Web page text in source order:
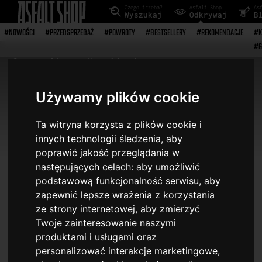
Używamy plików cookie
Ta witryna korzysta z plików cookie i
innych technologii śledzenia, aby
poprawić jakość przeglądania w
następujących celach:aby umożliwić
podstawową funkcjonalność serwisu,aby
zapewnić lepsze wrażenia z korzystania
ze strony internetowej,aby zmierzyć
Twoje zainteresowanie naszymi
produktami i usługami oraz
personalizować interakcje marketingowe,
Czego trzeba?
Wyszukaj
Asfalt Shop
Odkrywaj
#NOWOŚCI #PRZEDSPRZEDAŻ #POWROTY #BESTSELLERY #REKOMENDACJE
Strona główna > Wyszukiwarka
pozycji
Filtry wyszukiwania